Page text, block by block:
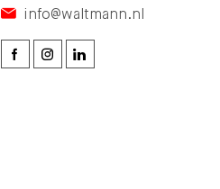
info@waltmann.nl